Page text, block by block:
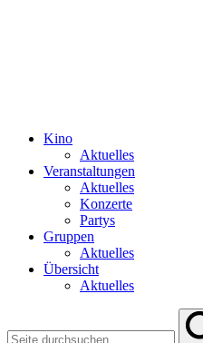
Kino
Aktuelles
Veranstaltungen
Aktuelles
Konzerte
Partys
Gruppen
Aktuelles
Übersicht
Aktuelles